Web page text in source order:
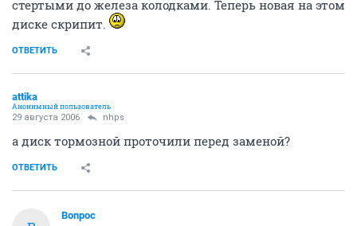
стертыми до железа колодками. Теперь новая на этом
диске скрипит.
ОТВЕТИТЬ
attika
Анонимный пользователь
29 августа 2006 nhps
а диск тормозной проточили перед заменой?
ОТВЕТИТЬ
Bonpoc